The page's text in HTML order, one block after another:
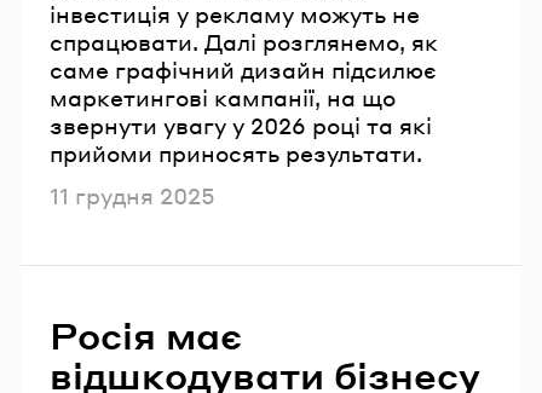
інвестиція у рекламу можуть не
спрацювати. Далі розглянемо, як
саме графічний дизайн підсилює
маркетингові кампанії, на що
звернути увагу у 2026 році та які
прийоми приносять результати.
Опубліковано
11 грудня 2025
Росія має
відшкодувати бізнесу